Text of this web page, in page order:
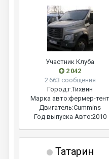
Участник Клуба
2 042
2 663 сообщения
Город:г.Тихвин
Марка авто:фермер-тент
Двигатель:Cummins
Год выпуска Авто:2010
Татарин